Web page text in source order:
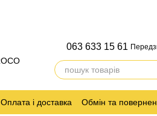
063 633 15 61
Оплата і доставка Обмін та